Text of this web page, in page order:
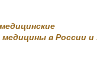
в России и